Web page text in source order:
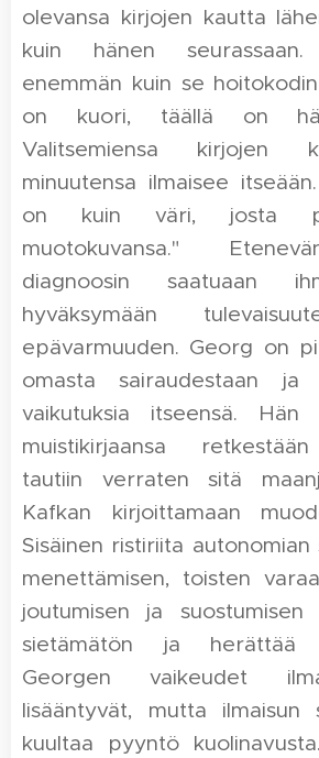
olevansa kirjojen kautta
kuin hänen
enemmän kuin se
on kuori, täällä on
Valitsemiensa kirjojen
minuutensa ilmaisee
on kuin väri, josta
muotokuvansa."
diagnoosin saatuaan
hyväksymään
epävarmuuden. Georg on
omasta sairaudestaan ja
vaikutuksia itseensä.
muistikirjaansa
tautiin verraten sitä
Kafkan kirjoittamaan
Sisäinen ristiriita autonomian
menettämisen, toisten
joutumisen ja
sietämätön ja herättää
Georgen vaikeudet
lisääntyvät, mutta ilmaisun
kuultaa pyyntö